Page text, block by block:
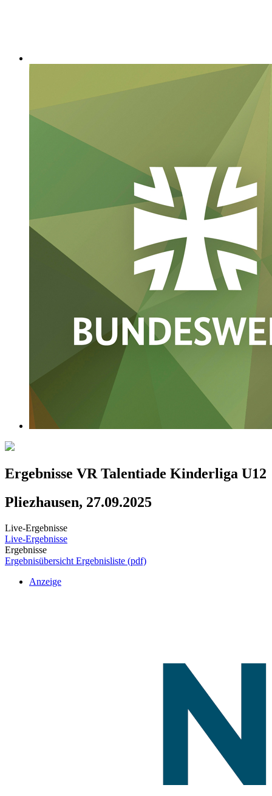
Ergebnisse VR Talentiade Kinderliga U12
Pliezhausen, 27.09.2025
Live-Ergebnisse
Live-Ergebnisse
Ergebnisse
Ergebnisübersicht Ergebnisliste (pdf)
Anzeige